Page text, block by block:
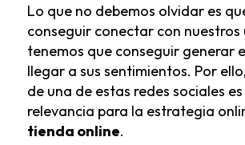
Lo que no debemos olvidar es
conseguir conectar con nuestros
tenemos que conseguir generar
llegar a sus sentimientos. Por
de una de estas redes sociales
relevancia para la estrategia
tienda online.